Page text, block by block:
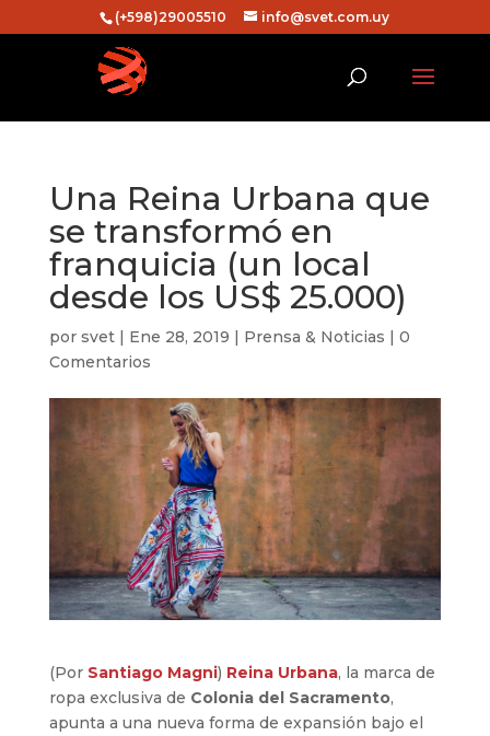
(+598)29005510 info@svet.com.uy
Una Reina Urbana que
se transformó en
franquicia (un local
desde los US$ 25.000)
por svet| Ene 28, 2019 | Prensa & Noticias | 0
Comentarios
(Por Santiago Magni) Reina Urbana, la marca de
ropa exclusiva de Colonia del Sacramento,
apunta a una nueva forma de expansión bajo el